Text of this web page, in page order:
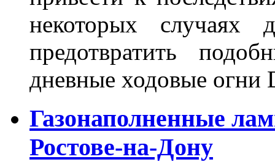
некоторых случаях
предотвратить
дневные ходовые огни
Газонаполненные
Ростове-на-Дону